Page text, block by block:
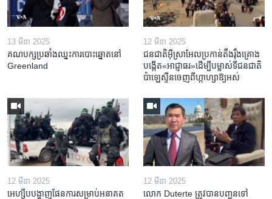
13 មីនា 2025
គណបក្ស​ប្រឆាំង​ឈ្នះ​ការបោះឆ្នោត​នៅ
Greenland
12 មីនា 2025
ជនជាតិ​អ៊ីស្រាអែល​ប្រកាន់​តឹងរ៉ឹង​គ្រោង​
បង្កើត​«អាជ្ញាធរ‍»​ដើម្បី​បម្លាស់​ទី​ជនជាតិ​
ប៉ាឡេស្ទីន​ចេញពី​ហ្កាហ្សា​ឱ្យ​អស់
12 មីនា 2025
អេហ្ស៊ីប​បង្ហាញ​ផែនការ​សម្រាប់​អនាគត​
12 មីនា 2025
លោក Duterte ត្រូវ​បាន​បញ្ជូនទៅ